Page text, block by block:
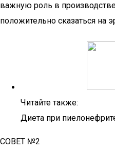
важную роль в
положительно сказаться на
Читайте также:
Диета при
СОВЕТ №2